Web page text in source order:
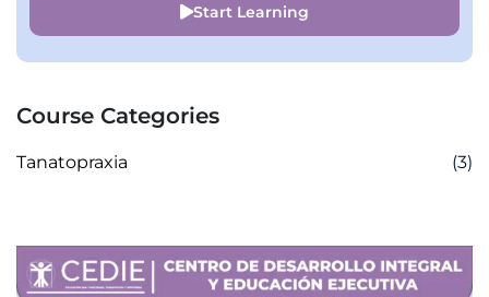
Start Learning
Course Categories
Tanatopraxia (3)